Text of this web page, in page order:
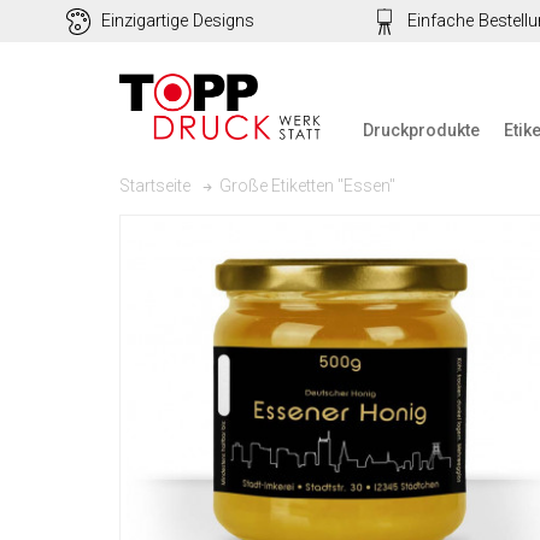
Einzigartige Designs Einfache
Druckprodukte
Startseite Große Etiketten "Essen"